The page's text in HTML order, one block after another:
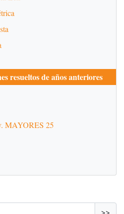
resueltos de años anteriores
MAYORES 25
>>